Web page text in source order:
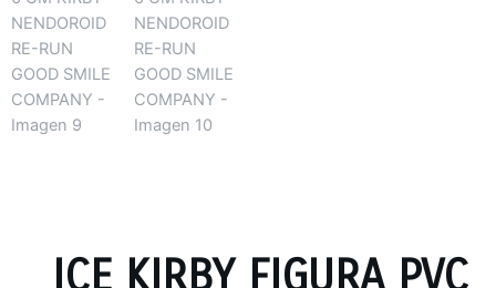
ICE KIRBY FIGURA PVC